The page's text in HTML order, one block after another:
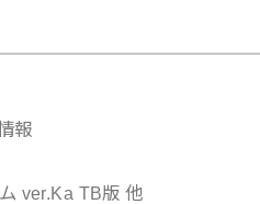
報
ver.Ka TB版 他